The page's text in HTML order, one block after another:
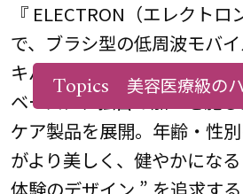
『 ELECTRON（エレクト
で、ブラシ型の低周波モバ
キバリブラシ(R)』、活性電
ベースに、独自の加工を施し
ケア製品を展開。年齢・性
がより美しく、健やかにな
Topics 美容医療級の